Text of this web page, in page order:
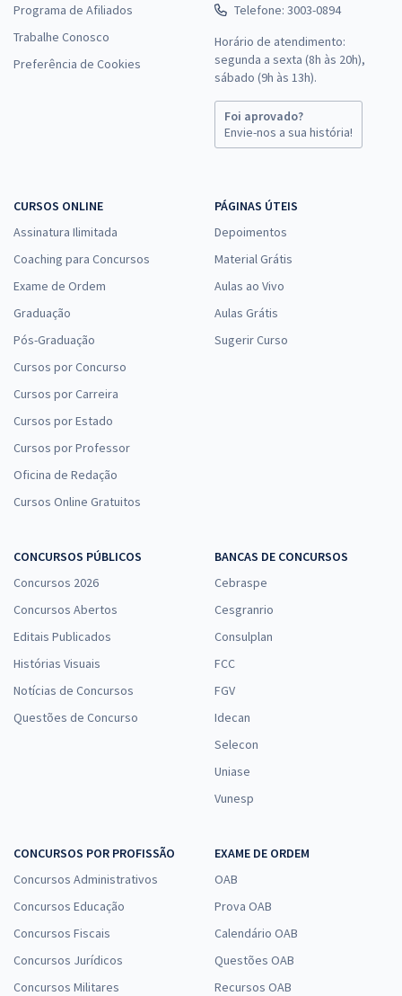
Programa de Afiliados
Trabalhe Conosco
Preferência de Cookies
Telefone: 3003-0894
Horário de atendimento:
segunda a sexta (8h às 20h),
sábado (9h às 13h).
Foi aprovado?
Envie-nos a sua história!
CURSOS ONLINE
Assinatura Ilimitada
Coaching para Concursos
Exame de Ordem
Graduação
Pós-Graduação
Cursos por Concurso
Cursos por Carreira
Cursos por Estado
Cursos por Professor
Oficina de Redação
Cursos Online Gratuitos
PÁGINAS ÚTEIS
Depoimentos
Material Grátis
Aulas ao Vivo
Aulas Grátis
Sugerir Curso
CONCURSOS PÚBLICOS
Concursos 2026
Concursos Abertos
Editais Publicados
Histórias Visuais
Notícias de Concursos
Questões de Concurso
BANCAS DE CONCURSOS
Cebraspe
Cesgranrio
Consulplan
FCC
FGV
Idecan
Selecon
Uniase
Vunesp
CONCURSOS POR PROFISSÃO
Concursos Administrativos
Concursos Educação
Concursos Fiscais
Concursos Jurídicos
Concursos Militares
EXAME DE ORDEM
OAB
Prova OAB
Calendário OAB
Questões OAB
Recursos OAB